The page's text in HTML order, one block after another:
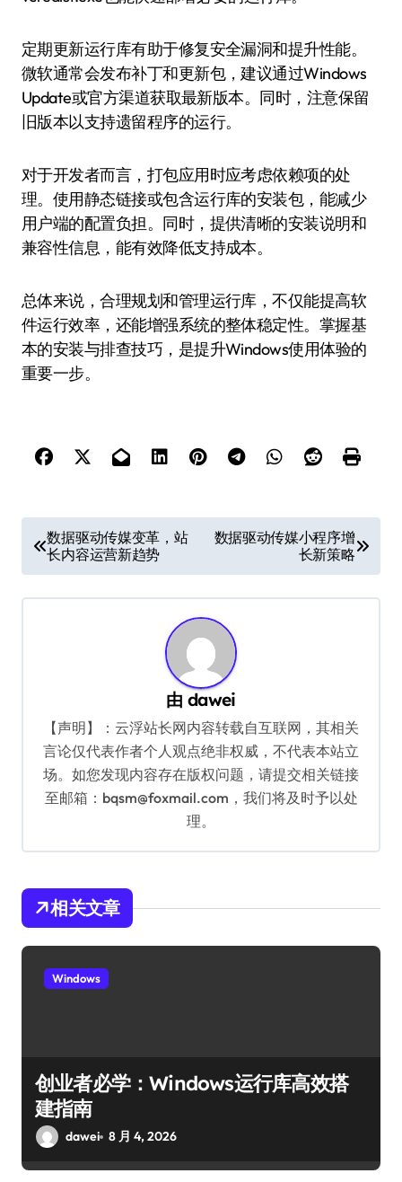
定期更新运行库有助于修复安全漏洞和提升性能。
微软通常会发布补丁和更新包，建议通过Windows
Update或官方渠道获取最新版本。同时，注意保留
旧版本以支持遗留程序的运行。
对于开发者而言，打包应用时应考虑依赖项的处
理。使用静态链接或包含运行库的安装包，能减少
用户端的配置负担。同时，提供清晰的安装说明和
兼容性信息，能有效降低支持成本。
总体来说，合理规划和管理运行库，不仅能提高软
件运行效率，还能增强系统的整体稳定性。掌握基
本的安装与排查技巧，是提升Windows使用体验的
重要一步。
章
导
数据驱动传媒变革，站
长内容运营新趋势
数据驱动传媒小程序增
长新策略
由dawei
【声明】：云浮站长网内容转载自互联网，其相关
言论仅代表作者个人观点绝非权威，不代表本站立
场。如您发现内容存在版权问题，请提交相关链接
至邮箱：bqsm@foxmail.com，我们将及时予以处
理。
相关文章
Windows
创业者必学：Windows运行库高效搭
建指南
dawei 8 月 4, 2026